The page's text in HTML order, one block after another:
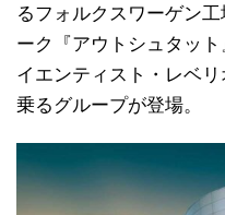
るフォルクスワーゲン
ーク『アウトシュタッ
イエンティスト・レベ
乗るグループが登場。